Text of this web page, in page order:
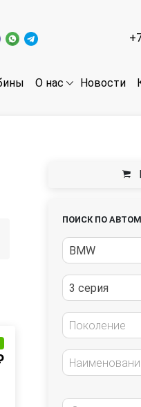
О нас Новости
ПОИСК ПО
BMW
3 серия
Поколение